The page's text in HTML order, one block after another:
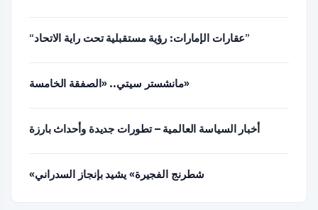
“عقارات الإمارات: رؤية مستقبلية تحت راية الاتحاد”
مانشستر سيتي.. «الصفقة الخامسة»
أخبار السياسة العالمية – تطورات جديدة وأحداث بارزة
«شطرنج الفجيرة» يشيد بإنجاز السدراني